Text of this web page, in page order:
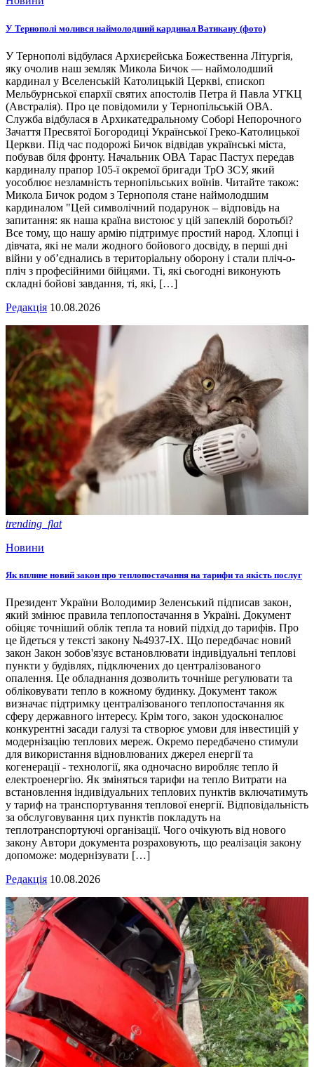
У Тернополі молився наймолодший кардинал Ватикану (фото)
У Тернополі відбулася Архиєрейська Божественна Літургія,
яку очолив наш земляк Микола Бичок — наймолодший
кардинал у Вселенській Католицькій Церкві, єпископ
Мельбурнської єпархії святих апостолів Петра й Павла УГКЦ
(Австралія). Про це повідомили у Тернопільській ОВА.
Служба відбулася в Архикатедральному Соборі Непорочного
Зачаття Пресвятої Богородиці Української Греко-Католицької
Церкви. Під час подорожі Бичок відвідав українські міста,
побував біля фронту. Начальник ОВА Тарас Пастух передав
кардиналу прапор 105-ї окремої бригади ТрО ЗСУ, який
уособлює незламність тернопільських воїнів. Читайте також:
Микола Бичок родом з Тернополя стане наймолодшим
кардиналом "Цей символічний подарунок – відповідь на
запитання: як наша країна вистоює у цій запеклій боротьбі?
Все тому, що нашу армію підтримує простий народ. Хлопці і
дівчата, які не мали жодного бойового досвіду, в перші дні
війни у об’єднались в територіальну оборону і стали пліч-о-
пліч з професійними бійцями. Ті, які сьогодні виконують
складні бойові завдання, ті, які, […]
Редакція 10.08.2026
trending_flat
Новини
Як вплине новий закон про теплопостачання на тарифи та якість послуг
Президент України Володимир Зеленський підписав закон,
який змінює правила теплопостачання в Україні. Документ
обіцяє точніший облік тепла та новий підхід до тарифів. Про
це йдеться у тексті закону №4937-ІХ. Що передбачає новий
закон Закон зобов'язує встановлювати індивідуальні теплові
пункти у будівлях, підключених до централізованого
опалення. Це обладнання дозволить точніше регулювати та
обліковувати тепло в кожному будинку. Документ також
визначає підтримку централізованого теплопостачання як
сферу державного інтересу. Крім того, закон удосконалює
конкурентні засади галузі та створює умови для інвестицій у
модернізацію теплових мереж. Окремо передбачено стимули
для використання відновлюваних джерел енергії та
когенерації - технології, яка одночасно виробляє тепло й
електроенергію. Як зміняться тарифи на тепло Витрати на
встановлення індивідуальних теплових пунктів включатимуть
у тариф на транспортування теплової енергії. Відповідальність
за обслуговування цих пунктів покладуть на
теплотранспортуючі організації. Чого очікують від нового
закону Автори документа розраховують, що реалізація закону
допоможе: модернізувати […]
Редакція 10.08.2026